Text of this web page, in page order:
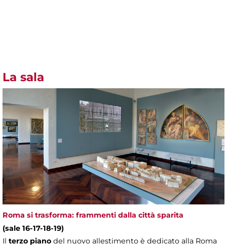
La sala
Roma si trasforma: frammenti dalla città sparita
(sale 16-17-18-19)
Il terzo piano del nuovo allestimento è dedicato alla Roma